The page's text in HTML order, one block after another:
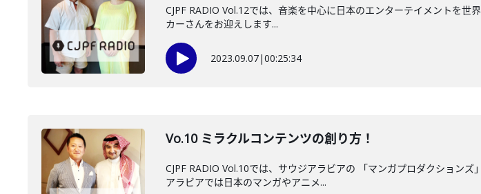
CJPF RADIO Vol.12では、音楽を中心に日本のエンターテイメントを
カーさんをお迎えします...
2023.09.07|00:25:34
Vo.10 ミラクルコンテンツの創り方！
CJPF RADIO Vol.10では、サウジアラビアの 「マンガプロダクション
アラビアでは日本のマンガやアニメ...